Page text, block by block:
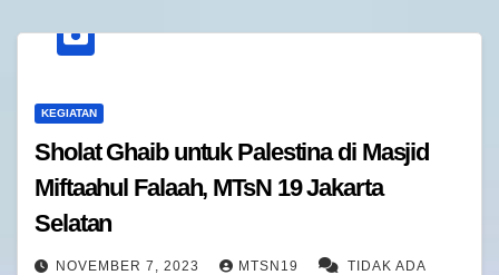
KEGIATAN
Sholat Ghaib untuk Palestina di Masjid
Miftaahul Falaah, MTsN 19 Jakarta
Selatan
NOVEMBER 7, 2023 MTSN19 TIDAK ADA